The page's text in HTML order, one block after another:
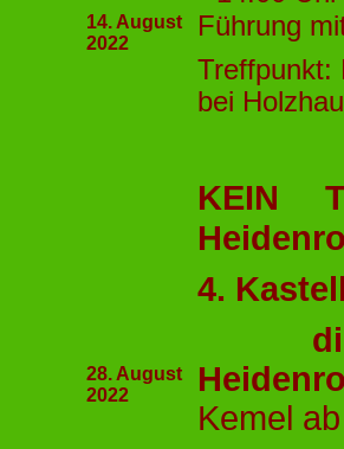
14. August
2022
Führung
Treffpunkt:
bei
28. August
2022
KEIN
4.
Kemel